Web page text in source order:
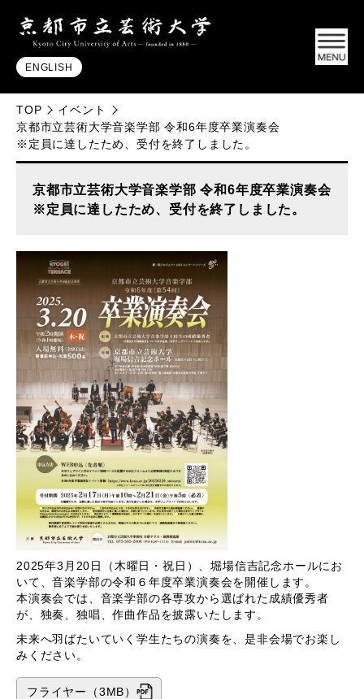
ENGLISH
TOP
イベント
京都市立芸術大学音楽学部 令和6年度卒業演奏会
※定員に達したため、受付を終了しました。
京都市立芸術大学音楽学部 令和6年度卒業演奏会
※定員に達したため、受付を終了しました。
2025年3月20日（木曜日・祝日）、堀場信吉記念ホールにお
いて、音楽学部の令和６年度卒業演奏会を開催します。
本演奏会では、音楽学部の各専攻から選ばれた成績優秀者
が、独奏、独唱、作曲作品を披露いたします。
未来へ羽ばたいていく学生たちの演奏を、是非会場でお楽し
みください。
フライヤー（3MB）